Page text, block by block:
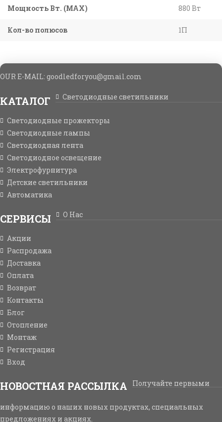
Мощность Вт. (МАХ) 880 Вт
Кол-во полюсов 1П
OUR E-MAIL: goodledforyou@gmail.cоm
КАТАЛОГ Светодиодные светильники
Светодиодные прожекторы
Светодиодные лампы
Светодиодная лента
Светодиодное освещение
Электрофурнитура
Детские светильники
Автоматика
СЕРВИСЫ О Нас
Акции
Распродажа
Доставка
Оплата
Возврат
Контакты
Блог
Отопление
Монтаж
Регистрация
Вход
НОВОСТНАЯ РАССЫЛКА Получайте первыми
информацию о наших новых продуктах, специальных
предложениях и акциях.